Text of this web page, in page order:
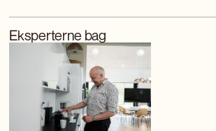
Eksperterne bag